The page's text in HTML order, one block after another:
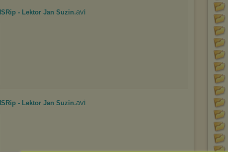
- Lektor Jan Suzin.avi
- Lektor Jan Suzin.avi